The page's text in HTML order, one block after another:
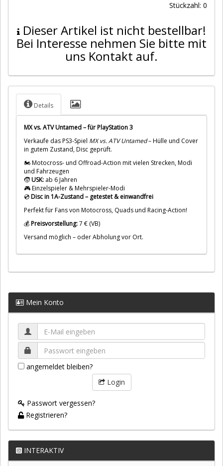
Stückzahl: 0
Dieser Artikel ist nicht bestellbar!
Bei Interesse nehmen Sie bitte mit
uns Kontakt auf.
Details
MX vs. ATV Untamed – für PlayStation 3
Verkaufe das PS3-Spiel MX vs. ATV Untamed– Hülle und Cover
in gutem Zustand, Disc geprüft.
🏍️ Motocross- und Offroad-Action mit vielen Strecken, Modi
und Fahrzeugen
🧒USK: ab 6 Jahren
🎮 Einzelspieler & Mehrspieler-Modi
💿Disc in 1A-Zustand – getestet & einwandfrei
Perfekt für Fans von Motocross, Quads und Racing-Action!
💰Preisvorstellung:7 € (VB)
Versand möglich – oder Abholung vor Ort.
Mein Konto
angemeldet bleiben?
Login
Passwort vergessen?
Registrieren?
INTERAKTIV